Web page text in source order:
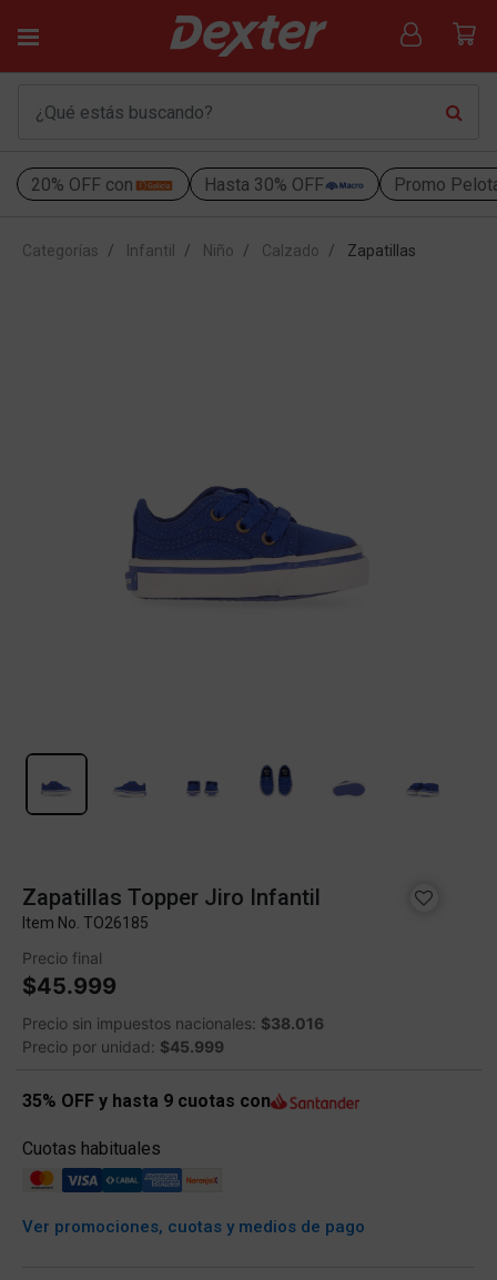
20% OFF con Hasta 30% OFF Promo
Categorías Infantil Niño Calzado Zapatillas
Zapatillas Topper Jiro Infantil
Item No. TO26185
Precio final
$45.999
Precio sin impuestos nacionales: $38.016
Precio por unidad: $45.999
35% OFF y hasta 9 cuotas con
Cuotas habituales
Ver promociones, cuotas y medios de pago